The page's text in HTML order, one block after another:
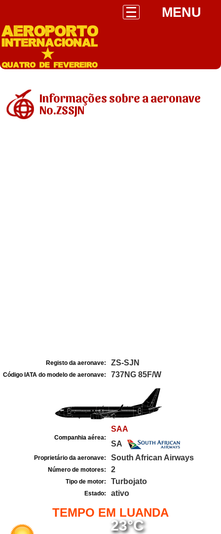
MENU
Informações sobre a aeronave
No.ZSSJN
Registo da aeronave: ZS-SJN
Código IATA do modelo de aeronave: 737NG 85F/W
Companhia aérea:
SAA
SA
Proprietário da aeronave: South African Airways
Número de motores: 2
Tipo de motor: Turbojato
Estado: ativo
TEMPO EM LUANDA
23°C